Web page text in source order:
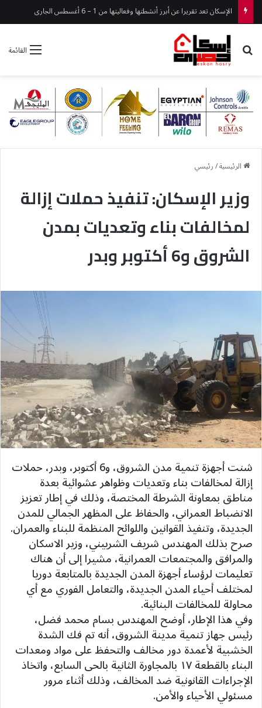
الإسكان تعد تقريرا عن أبرز أنشطتها وفعاليتها من 1 – 6 أغسطس الجارى
القائمة بحث عن
الرئيسية/رئيسي
وزير الإسكان: تنفيذ حملات إزالة
لمخالفات بناء وتعديات بمدن
الشروق و6 أكتوبر وبدر
شنت أجهزة تنمية مدن الشروق، و6 أكتوبر، وبدر، حملات
إزالة لمخالفات بناء وتعديات وظواهر عشوائية بعدة
مناطق بمعاونة الشرطة المختصة، وذلك في إطار تعزيز
الانضباط العمراني، والحفاظ على المظهر الجمالي للمدن
الجديدة، وتنفيذ القوانين واللوائح المنظمة للبناء والعمران.
صرح بذلك المهندس شريف الشربيني، وزير الاسكان
والمرافق والمجتمعات العمرانية، مشيرا إلى أن هناك
تعليمات لرؤساء أجهزة المدن الجديدة بالمتابعة دوريا
لمختلف أحياء المدن الجديدة، والتعامل الفوري مع أي
محاولة للمخالفات البنائية.
وفي هذا الإطار، أوضح المهندس بسام محمد فضل،
رئيس جهاز تنمية مدينة الشروق، أنه تم فك الشدة
الخشبية لأعمدة دور مخالف والتحفظ على مواد ومعدات
البناء بالقطعة ١٧ بالمجاورة الثانية بالحى السابع، واتخاذ
الإجراءات القانونية ضد المخالف، وذلك أثناء مرور
مسئولي الأحياء والأمن.